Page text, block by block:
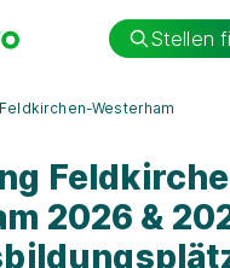
Stellen
Feldkirchen-Westerham
2026 &